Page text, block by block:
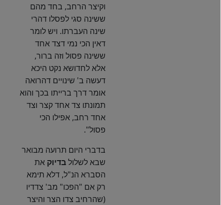
וקיצר הרחב, בחד מהם
ששינה סגי לפסלו דהרי
שינה העברתו. ויש לומר
דאין הכי נמי דצד אחד
ששינה פסול וזה ברור,
אלא לחדושא נקט היכא
דעשה ב' שינויים דהרואה
אומר דרך ברייתו בכך והוא
תמונתו צד אחד קצר וצד
אחד רחב, אפילו הכי
פסול".
בדברי היום תרועה מבואר
שבא לשלולבדיוק את
הסברא הנ"ל, דלא תימא
רק אם "הפכו" מב' צדדיו
(שהרחיב צדו הצר והיצר